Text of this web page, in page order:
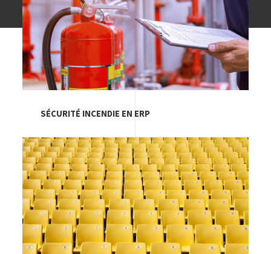
SÉCURITÉ INCENDIE EN ERP
Image